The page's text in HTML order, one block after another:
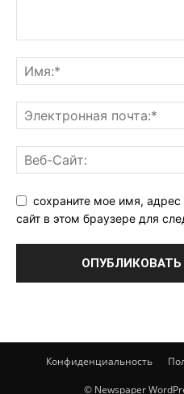
сохраните мое имя,
сайт в этом браузере для
Конфиденциальность
© Newspaper